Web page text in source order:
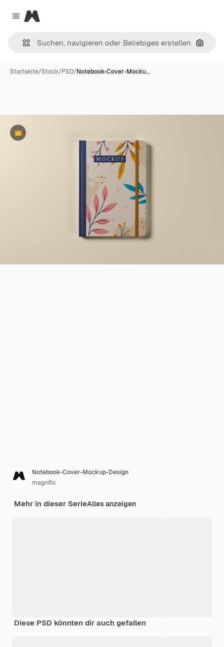
Close menu
Magnific
Nach
Startseite/Stock/PSD/Notebook-Cover-Mocku…
Premium
Notebook-Cover-Mockup-Design
magnific
Mehr in dieser SerieAlles anzeigen
Diese PSD könnten dir auch gefallen